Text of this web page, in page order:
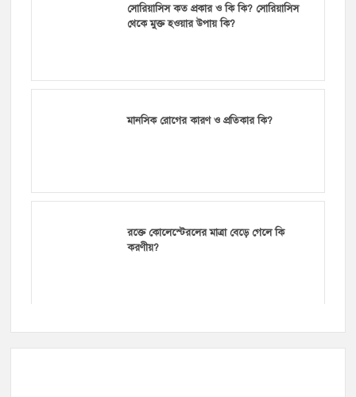
সোরিয়াসিস কত প্রকার ও কি কি? সোরিয়াসিস
থেকে মুক্ত হওয়ার উপায় কি?
মানসিক রোগের কারণ ও প্রতিকার কি?
রক্তে কোলেস্টেরলের মাত্রা বেড়ে গেলে কি
করণীয়?